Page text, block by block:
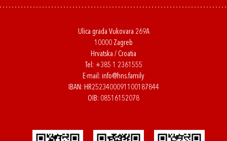
Ulica grada Vukovara 269A
10000 Zagreb
Hrvatska / Croatia
Tel: +385 1 2361555
E-mail: info@hns.family
IBAN: HR2523400091100187844
OIB: 08516152078